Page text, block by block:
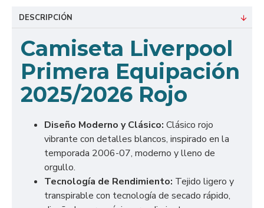
DESCRIPCIÓN
Camiseta Liverpool
Primera Equipación
2025/2026 Rojo
Diseño Moderno y Clásico: Clásico rojo
vibrante con detalles blancos, inspirado en la
temporada 2006-07, moderno y lleno de
orgullo.
Tecnología de Rendimiento: Tejido ligero y
transpirable con tecnología de secado rápido,